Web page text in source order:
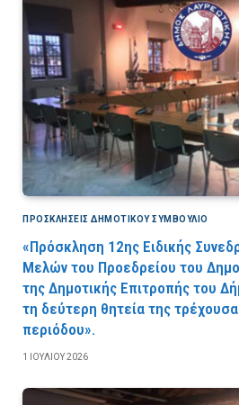
ΠΡΟΣΚΛΉΣΕΙΣ ΔΗΜΟΤΙΚΟΎ ΣΥΜΒΟΎΛΙΟ
«Πρόσκληση 12ης Ειδικής
Μελών του Προεδρείου του
της Δημοτικής Επιτροπής του
τη δεύτερη θητεία της
περιόδου».
1 ΙΟΥΛΊΟΥ 2026